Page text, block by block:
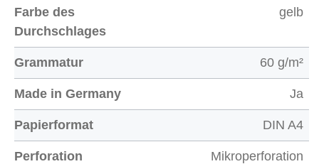
Farbe des
Durchschlages
gelb
Grammatur 60 g/m²
Made in Germany Ja
Papierformat DIN A4
Perforation Mikroperforation